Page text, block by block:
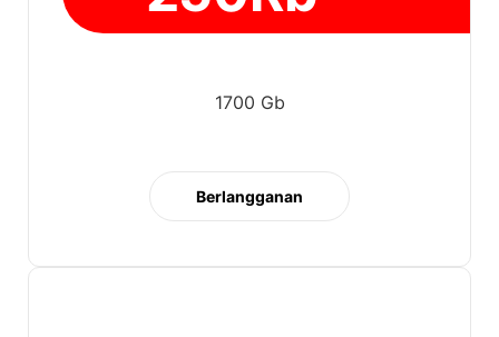
1700 Gb
Berlangganan